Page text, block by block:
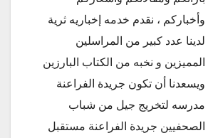
وأخباركم ، نقدم خدمه إخباريه ثرية
لدينا عدد كبير من المراسلين
المميزين و نخبه من الكتاب البارزين
ويسعدنا أن تكون جريدة الفراعنة
مدرسه لتخريج جيل من شباب
الصحفيين جريدة الفراعنة مستقبل